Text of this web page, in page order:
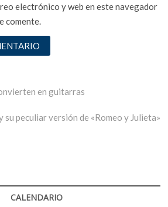
electrónico y web en este navegador
comente.
en guitarras
su peculiar versión de «Romeo y Julieta»
CALENDARIO